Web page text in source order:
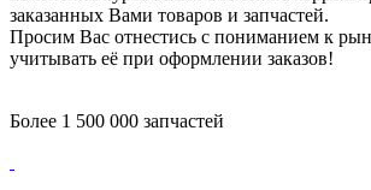
заказанных Вами товаров и запчастей.
Просим Вас отнестись с пониманием к
учитывать её при оформлении заказов!
Более 1 500 000 запчастей